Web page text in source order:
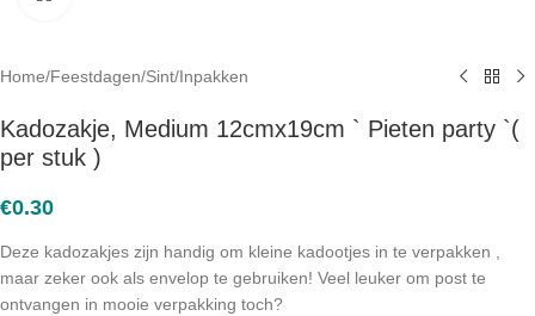
Home/Feestdagen/Sint/Inpakken
Kadozakje, Medium 12cmx19cm ` Pieten party `(
per stuk )
€0.30
Deze kadozakjes zijn handig om kleine kadootjes in te verpakken ,
maar zeker ook als envelop te gebruiken! Veel leuker om post te
ontvangen in mooie verpakking toch?